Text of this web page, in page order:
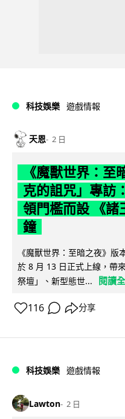
科技娛樂 遊戲情報
天恩 2 日
《魔獸世界：至
克的詛咒」專訪
領門檻而設 《諸
鐘
《魔獸世界：至暗之夜》
於 8 月 13 日正式上線，帶
祭壇」、新型態世...
閱讀
116 分享
科技娛樂 遊戲情報
Lawton 2 日